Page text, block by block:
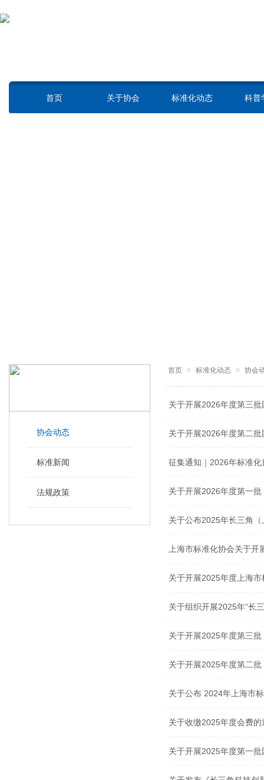
首页 关于协会 标准化动态 科普
SHANGHAI ASSOCIATION OF STANDARDIZATION
首页 ≡ 标准化动态 ≡ 协会
关于开展2026年度第三
关于开展2026年度第二
征集通知｜2026年标准
关于开展2026年度第一
关于公布2025年长三角
上海市标准化协会关于
关于开展2025年度上海
关于组织开展2025年“长
关于开展2025年度第三
关于开展2025年度第二
关于公布 2024年上海市
关于收缴2025年度会费的
关于开展2025年度第一
协会动态
标准新闻
法规政策